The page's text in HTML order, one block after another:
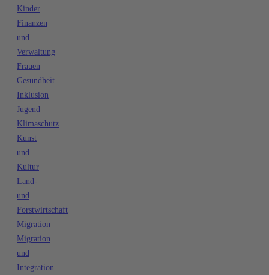
Kinder
Finanzen
und
Verwaltung
Frauen
Gesundheit
Inklusion
Jugend
Klimaschutz
Kunst
und
Kultur
Land-
und
Forstwirtschaft
Migration
Migration
und
Integration